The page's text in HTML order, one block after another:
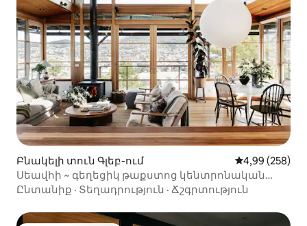
Բնակելի տուն Գլեբ-ում Միջին
4,99 (258)
Սեավհի ~ գեղեցիկ թաքստոց կենտրոնական
Հոբարթում:
Ընտանիք · Տեղադրություն · Ճշգրտություն